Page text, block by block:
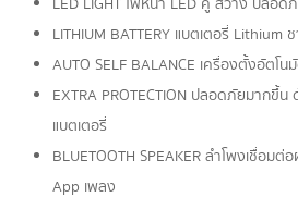
LITHIUM BATTERY แบตเตอรี่ Lithium
AUTO SELF BALANCE เครื่องตั้งอัตโ
EXTRA PROTECTION ปลอดภัยมากขึ้
แบตเตอรี่
BLUETOOTH SPEAKER ลำโพงเชื่อม
App เพลง